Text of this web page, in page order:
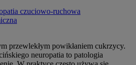
czuciowo-ruchowa
przewlekłym powikłaniem cukrzycy.
neuropatia to patologia